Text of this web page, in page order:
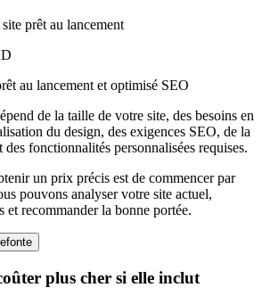
prêt au lancement
au lancement et optimisé SEO
de la taille de votre site, des besoins en
du design, des exigences SEO, de la
fonctionnalités personnalisées requises.
un prix précis est de commencer par
pouvons analyser votre site actuel,
et recommander la bonne portée.
plus cher si elle inclut